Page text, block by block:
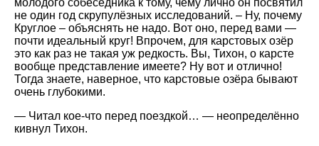
молодого собеседника к тому, чему лично он посвятил
не один год скрупулёзных исследований. – Ну, почему
Круглое – объяснять не надо. Вот оно, перед вами —
почти идеальный круг! Впрочем, для карстовых озёр
это как раз не такая уж редкость. Вы, Тихон, о карсте
вообще представление имеете? Ну вот и отлично!
Тогда знаете, наверное, что карстовые озёра бывают
очень глубокими.
— Читал кое-что перед поездкой… — неопределённо
кивнул Тихон.